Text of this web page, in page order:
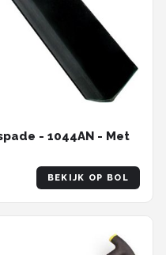
- 1044AN - Met
BEKIJK OP BOL